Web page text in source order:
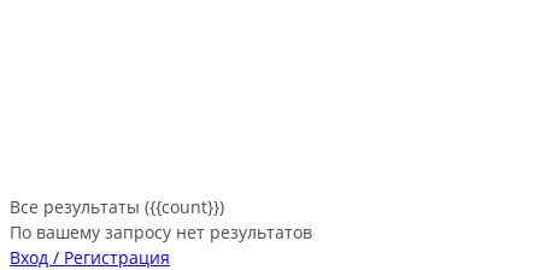
Все результаты ({{count}})
По вашему запросу нет результатов
Вход / Регистрация